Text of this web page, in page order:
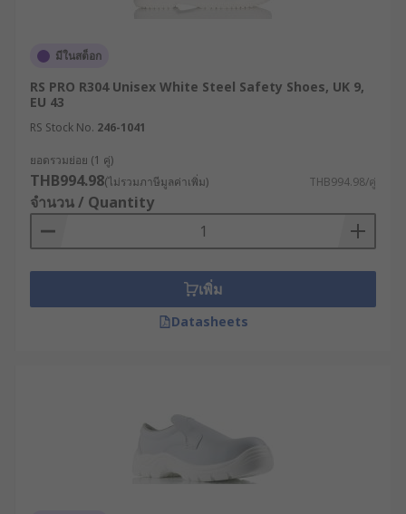
มีในสต็อก
RS PRO R304 Unisex White Steel Safety Shoes, UK 9,
EU 43
RS Stock No. 246-1041
ยอดรวมย่อย (1 คู่)
THB994.98(ไม่รวมภาษีมูลค่าเพิ่ม) THB994.98/คู่
จำนวน / Quantity
เพิ่ม
Datasheets